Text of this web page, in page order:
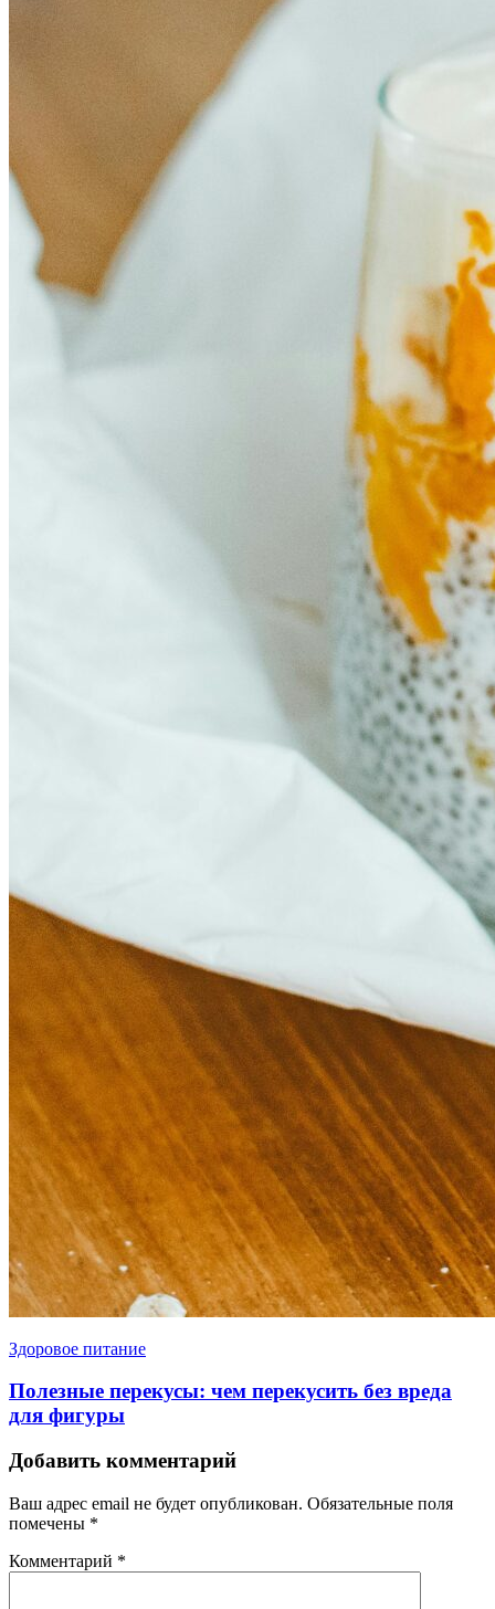
Здоровое питание
Полезные перекусы: чем перекусить без вреда
для фигуры
Добавить комментарий
Ваш адрес email не будет опубликован. Обязательные поля
помечены *
Комментарий *